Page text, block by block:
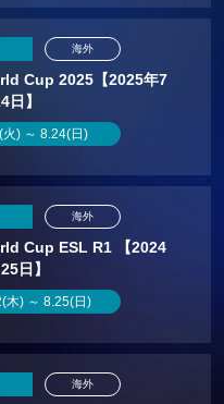
Cup 2025【2025年7
日】
) ～ 8.24(日)
海外
Cup ESL R1 【2024
日】
木) ～ 8.25(日)
海外
海外